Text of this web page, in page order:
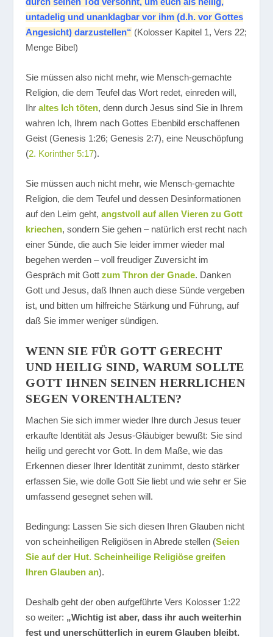
untadelig und unanklagbar vor ihm (d.h. vor Gottes
Angesicht) darzustellen“ (Kolosser Kapitel 1, Vers 22;
Menge Bibel)
Sie müssen also nicht mehr, wie Mensch-gemachte
Religion, die dem Teufel das Wort redet, einreden will,
Ihraltes Ich töten, denn durch Jesus sind Sie in Ihrem
wahren Ich, Ihrem nach Gottes Ebenbild erschaffenen
Geist (Genesis 1:26; Genesis 2:7), eine Neuschöpfung
(2. Korinther 5:17).
Sie müssen auch nicht mehr, wie Mensch-gemachte
Religion, die dem Teufel und dessen Desinformationen
auf den Leim geht,angstvoll auf allen Vieren zu Gott
kriechen, sondern Sie gehen – natürlich erst recht nach
einer Sünde, die auch Sie leider immer wieder mal
begehen werden – voll freudiger Zuversicht im
Gespräch mit Gottzum Thron der Gnade. Danken
Gott und Jesus, daß Ihnen auch diese Sünde vergeben
ist, und bitten um hilfreiche Stärkung und Führung, auf
daß Sie immer weniger sündigen.
WENN SIE FÜR GOTT GERECHT
UND HEILIG SIND, WARUM SOLLTE
GOTT IHNEN SEINEN HERRLICHEN
SEGEN VORENTHALTEN?
Machen Sie sich immer wieder Ihre durch Jesus teuer
erkaufte Identität als Jesus-Gläubiger bewußt: Sie sind
heilig und gerecht vor Gott. In dem Maße, wie das
Erkennen dieser Ihrer Identität zunimmt, desto stärker
erfassen Sie, wie dolle Gott Sie liebt und wie sehr er Sie
umfassend gesegnet sehen will.
Bedingung: Lassen Sie sich diesen Ihren Glauben nicht
von scheinheiligen Religiösen in Abrede stellen (Seien
Sie auf der Hut. Scheinheilige Religiöse greifen
Ihren Glauben an).
Deshalb geht der oben aufgeführte Vers Kolosser 1:22
so weiter: „Wichtig ist aber, dass ihr auch weiterhin
fest und unerschütterlich in eurem Glauben bleibt.